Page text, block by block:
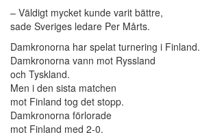
– Väldigt mycket kunde varit bättre,
sade Sveriges ledare Per Mårts.
Damkronorna har spelat turnering i Finland.
Damkronorna vann mot Ryssland
och Tyskland.
Men i den sista matchen
mot Finland tog det stopp.
Damkronorna förlorade
mot Finland med 2-0.